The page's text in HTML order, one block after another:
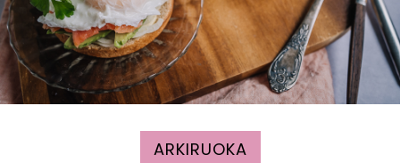
ARKIRUOKA